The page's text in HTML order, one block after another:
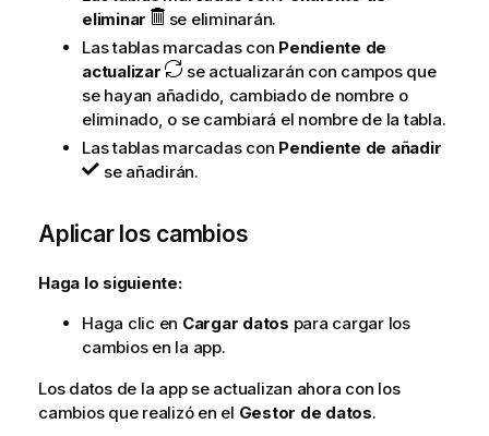
eliminar
se eliminarán.
Las tablas marcadas con Pendiente de
actualizar
se actualizarán con campos que
se hayan añadido, cambiado de nombre o
eliminado, o se cambiará el nombre de la tabla.
Las tablas marcadas con Pendiente de añadir
se añadirán.
Aplicar los cambios
Haga lo siguiente:
Haga clic en Cargar datos para cargar los
cambios en la app.
Los datos de la app se actualizan ahora con los
cambios que realizó en el Gestor de datos.